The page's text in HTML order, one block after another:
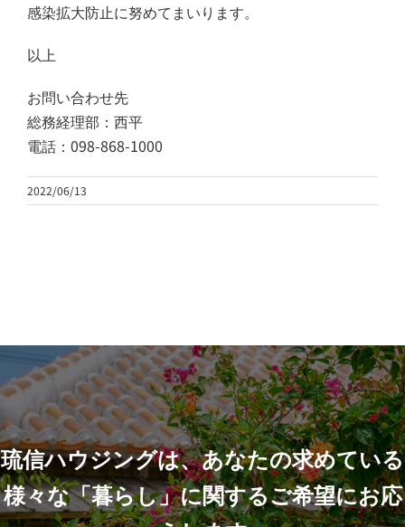
感染拡大防止に努めてまいります。
以上
お問い合わせ先
総務経理部：西平
電話：098-868-1000
2022/06/13
琉信ハウジングは、あなたの求めている
様々な「暮らし」に関するご希望にお応